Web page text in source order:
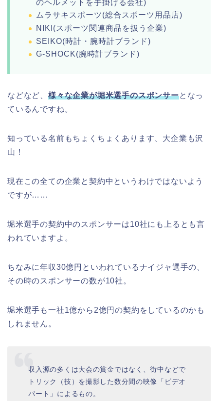
のヘルメットを手掛ける会社)
ムラサキスポーツ(総合スポーツ用品店)
NIKI(スポーツ関連商品を扱う企業)
SEIKO(時計・腕時計ブランド)
G-SHOCK(腕時計ブランド)
などなど、 様々な企業が堀米選手のスポンサーとなっ
ているんですね。
知っている名前もちょくちょくあります、大企業も沢
山！
現在この全ての企業と契約中というわけではないよう
ですが……
堀米選手の契約中のスポンサーは10社にも上るとも言
われていますよ。
ちなみに年収30億円といわれているナイジャ選手の、
その時のスポンサーの数が10社。
堀米選手も一社1億から2億円の契約をしているのかも
しれません。
収入源の多くは大会の賞金ではなく、街中などで
トリック（技）を撮影した数分間の映像「ビデオ
パート」によるもの。